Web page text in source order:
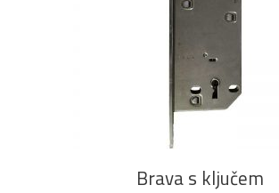
DODAJ U KOŠARICU
Brava s ključem